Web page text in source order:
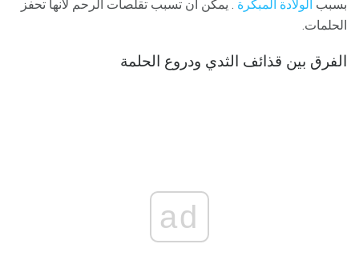
بسبب الولادة المبكرة . يمكن أن تسبب تقلصات الرحم لأنها تحفز
الحلمات.
الفرق بين قذائف الثدي ودروع الحلمة
ad